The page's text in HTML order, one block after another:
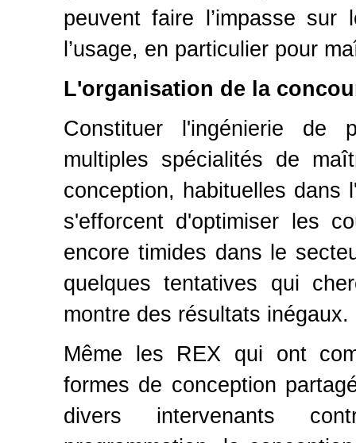
peuvent faire l’impasse
l’usage, en particulier pour
L'organisation de la
Constituer l'ingénierie de
multiples spécialités de
conception, habituelles dans
s'efforcent d'optimiser les
encore timides dans le
quelques tentatives qui
montre des résultats inégaux.
Même les REX qui ont
formes de conception
divers intervenants